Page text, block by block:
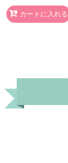
カートに入れる